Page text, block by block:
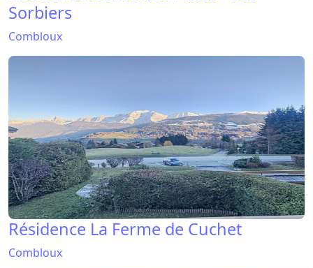
Sorbiers
Combloux
Résidence La Ferme de Cuchet
Combloux